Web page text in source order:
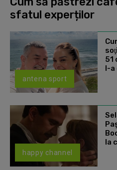
sfatul experților
antena sport
51
l-a
happy channel
la